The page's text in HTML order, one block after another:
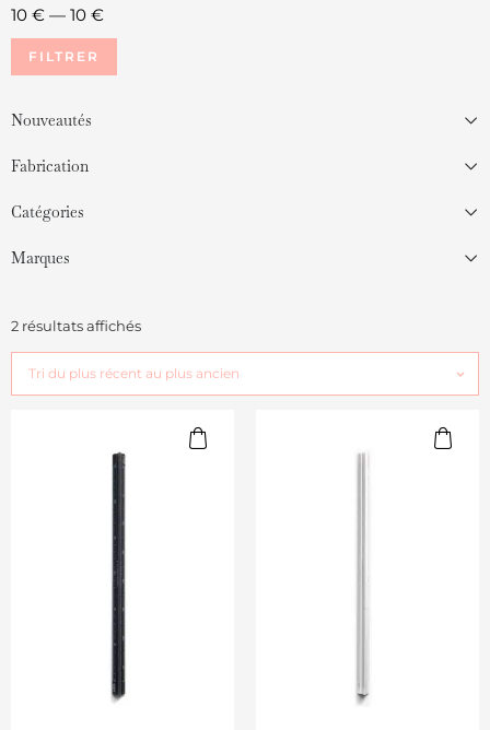
10 € — 10 €
FILTRER
Nouveautés
Fabrication
Catégories
Marques
2 résultats affichés